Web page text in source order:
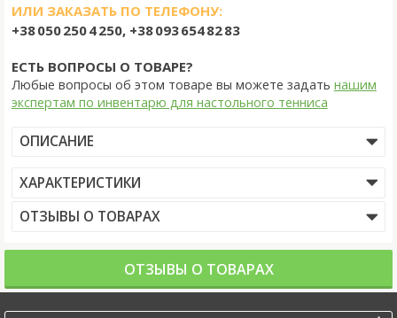
ИЛИ ЗАКАЗАТЬ ПО ТЕЛЕФОНУ:
+38 050 250 4 250, +38 093 654 82 83
ЕСТЬ ВОПРОСЫ О ТОВАРЕ?
Любые вопросы об этом товаре вы можете задать нашим
экспертам по инвентарю для настольного тенниса
ОПИСАНИЕ
ХАРАКТЕРИСТИКИ
ОТЗЫВЫ О ТОВАРАХ
ОТЗЫВЫ О ТОВАРАХ